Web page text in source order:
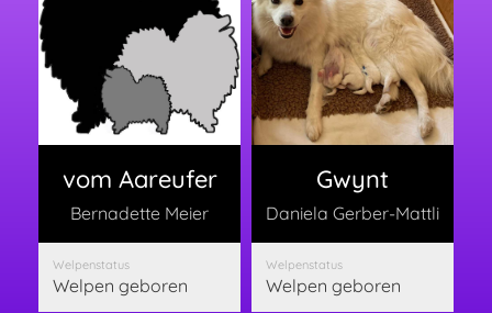
vom Aareufer
Bernadette Meier
Welpenstatus
Welpen geboren
Gwynt
Daniela Gerber-Mattli
Welpenstatus
Welpen geboren